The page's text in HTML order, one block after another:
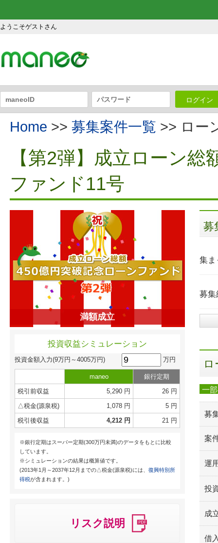
ようこそゲストさん
ログイン
Home >> 募集案件一覧 >> ロー
【第2弾】成立ローン
ファンド11号
満額成立
投資収益シミュレーション
投資金額入力(9万円～4005万円) 万円
maneo
銀行定期
税引前収益
5,290 円
26 円
△税金(源泉税)
1,078 円
5 円
税引後収益
4,212 円 21 円
※銀行定期はスーパー定期(300万円未満)のデータをもとに比較
しています。
※シミュレーションの結果は概算値です。
(2013年1月～2037年12月までの△税金(源泉税)には、 復興特別所
得税が含まれます。)
リスク説明
募
集ま
募集
一
募
案
運
投
成
借